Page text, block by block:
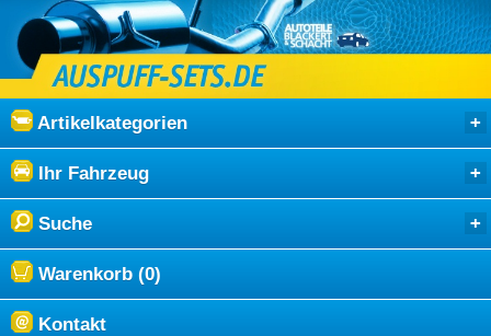
Artikelkategorien
Ihr Fahrzeug
Suche
Warenkorb (0)
Kontakt